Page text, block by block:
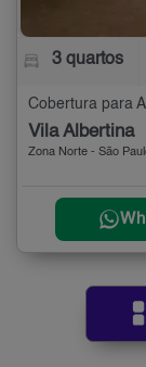
3 quartos
Cobertura para
Vila Albertina
Zona Norte - São